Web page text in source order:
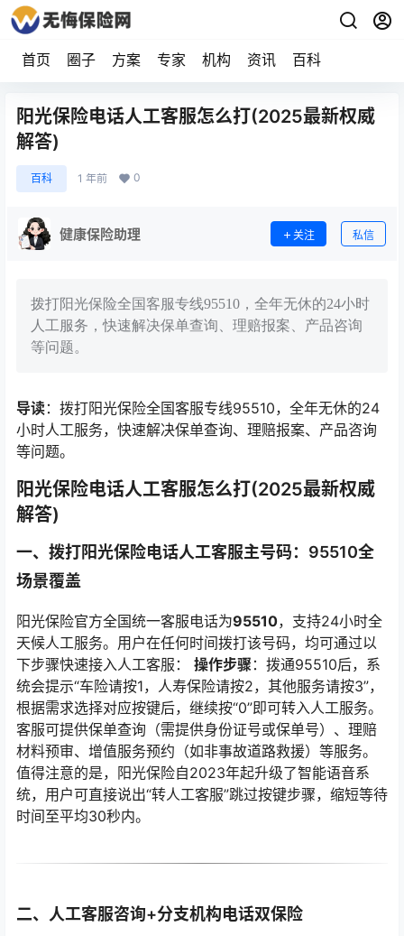
首页 圈子 方案 专家 机构 资讯 百科
阳光保险电话人工客服怎么打(2025最新权威
解答)
百科 1 年前 0
健康保险助理 关注 私信
拨打阳光保险全国客服专线95510，全年无休的24小时
人工服务，快速解决保单查询、理赔报案、产品咨询
等问题。
导读：拨打阳光保险全国客服专线95510，全年无休的24
小时人工服务，快速解决保单查询、理赔报案、产品咨询
等问题。
阳光保险电话人工客服怎么打(2025最新权威
解答)
一、拨打阳光保险电话人工客服主号码：95510全
场景覆盖
阳光保险官方全国统一客服电话为95510，支持24小时全
天候人工服务。用户在任何时间拨打该号码，均可通过以
下步骤快速接入人工客服： 操作步骤 ：拨通95510后，系
统会提示“车险请按1，人寿保险请按2，其他服务请按3”，
根据需求选择对应按键后，继续按“0”即可转入人工服务。
客服可提供保单查询（需提供身份证号或保单号）、理赔
材料预审、增值服务预约（如非事故道路救援）等服务。
值得注意的是，阳光保险自2023年起升级了智能语音系
统，用户可直接说出“转人工客服”跳过按键步骤，缩短等待
时间至平均30秒内。
二、人工客服咨询+分支机构电话双保险